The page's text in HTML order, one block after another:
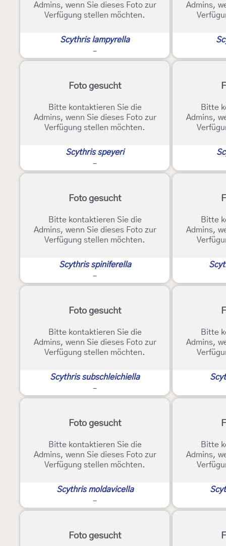
Admins, wenn Sie dieses Foto zur
Verfügung stellen möchten.
Scythris lampyrella
-
Admins,
Foto gesucht
Bitte kontaktieren Sie die
Admins, wenn Sie dieses Foto zur
Verfügung stellen möchten.
Scythris speyeri
-
Bitte
Admins,
Foto gesucht
Bitte kontaktieren Sie die
Admins, wenn Sie dieses Foto zur
Verfügung stellen möchten.
Scythris spiniferella
-
Bitte
Admins,
Foto gesucht
Bitte kontaktieren Sie die
Admins, wenn Sie dieses Foto zur
Verfügung stellen möchten.
Scythris subschleichiella
-
Bitte
Admins,
Foto gesucht
Bitte kontaktieren Sie die
Admins, wenn Sie dieses Foto zur
Verfügung stellen möchten.
Scythris moldavicella
-
Bitte
Admins,
Foto gesucht